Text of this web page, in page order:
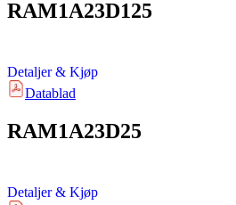
RAM1A23D125
Detaljer & Kjøp
Datablad
RAM1A23D25
Detaljer & Kjøp